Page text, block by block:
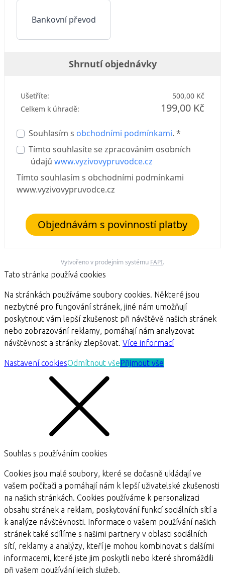
Bankovní převod
Shrnutí objednávky
Ušetříte:
500,00 Kč
Celkem k úhradě:
199,00 Kč
Souhlasím s obchodními podmínkami. *
Tímto souhlasíte se zpracováním osobních
údajů www.vyzivovypruvodce.cz
Tímto souhlasím s obchodními podmínkami
www.vyzivovypruvodce.cz
Objednávám s povinností platby
Vytvořeno v prodejním systému FAPI.
Tato stránka používá cookies
Na stránkách používáme soubory cookies. Některé jsou
nezbytné pro fungování stránek, jiné nám umožňují
poskytnout vám lepší zkušenost při návštěvě našich stránek
nebo zobrazování reklamy, pomáhají nám analyzovat
návštěvnost a stránky zlepšovat. Více informací
Nastavení cookiesOdmítnout všePřijmout vše
Souhlas s používáním cookies
Cookies jsou malé soubory, které se dočasně ukládají ve
vašem počítači a pomáhají nám k lepší uživatelské zkušenosti
na našich stránkách. Cookies používáme k personalizaci
obsahu stránek a reklam, poskytování funkcí sociálních sítí a
k analýze návštěvnosti. Informace o vašem používání našich
stránek také sdílíme s našimi partnery v oblasti sociálních
sítí, reklamy a analýzy, kteří je mohou kombinovat s dalšími
informacemi, které jste jim poskytli nebo které shromáždili
při vašem používání jejich služeb.